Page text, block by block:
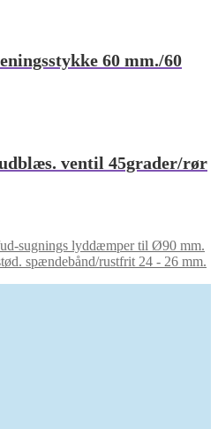
60 mm./60
ventil 45grader/rør
sugnings lyddæmper til Ø90 mm.
spændebånd/rustfrit 24 - 26 mm.